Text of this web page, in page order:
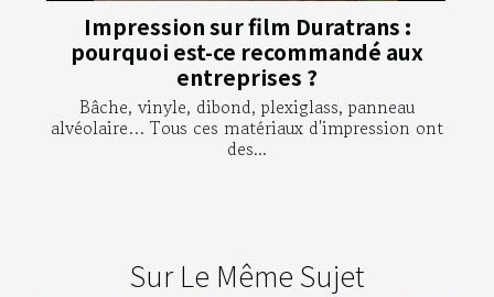
Impression sur film Duratrans :
pourquoi est-ce recommandé aux
entreprises ?
Bâche, vinyle, dibond, plexiglass, panneau
alvéolaire… Tous ces matériaux d'impression ont
des...
Sur Le Même Sujet